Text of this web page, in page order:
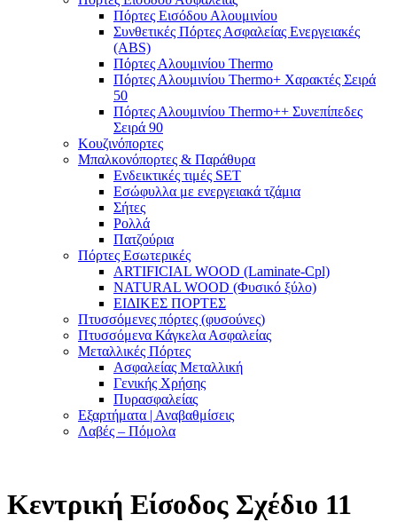
Πόρτες Eισόδου Αλουμινίου
Συνθετικές Πόρτες Ασφαλείας Ενεργειακές
(ABS)
Πόρτες Αλουμινίου Thermo
Πόρτες Αλουμινίου Thermo+ Χαρακτές Σειρά
50
Πόρτες Αλουμινίου Thermo++ Συνεπίπεδες
Σειρά 90
Κουζινόπορτες
Μπαλκονόπορτες & Παράθυρα
Ενδεικτικές τιμές SET
Εσώφυλλα με ενεργειακά τζάμια
Σήτες
Ρολλά
Πατζούρια
Πόρτες Εσωτερικές
ARTIFICIAL WOOD (Laminate-Cpl)
NATURAL WOOD (Φυσικό ξύλο)
ΕΙΔΙΚΕΣ ΠΟΡΤΕΣ
Πτυσσόμενες πόρτες (φυσούνες)
Πτυσσόμενα Κάγκελα Ασφαλείας
Μεταλλικές Πόρτες
Ασφαλείας Μεταλλική
Γενικής Χρήσης
Πυρασφαλείας
Εξαρτήματα | Αναβαθμίσεις
Λαβές – Πόμολα
Κεντρική Είσοδος Σχέδιο 11